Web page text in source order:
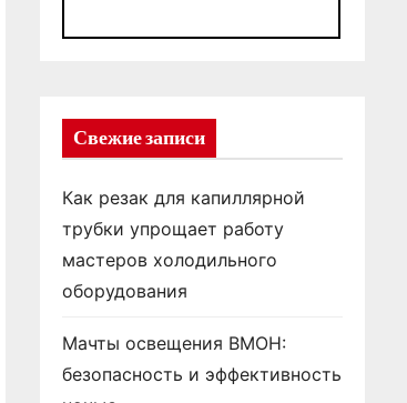
Свежие записи
Как резак для капиллярной
трубки упрощает работу
мастеров холодильного
оборудования
Мачты освещения ВМОН:
безопасность и эффективность